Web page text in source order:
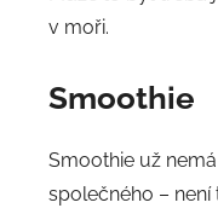
v moři.
Smoothie
Smoothie už
společného – není